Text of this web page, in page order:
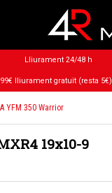
Lliurament 24/48 h
lliurament gratuït (resta 5€)
YFM 350 Warrior
19x10-9